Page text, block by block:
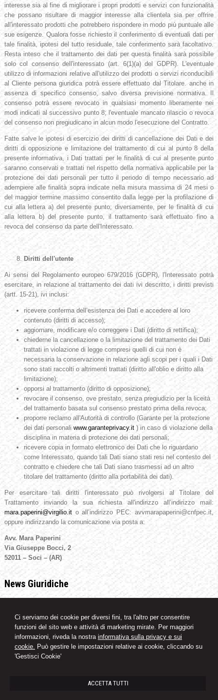
Ci serviamo dei cookie per diversi fini, tra l'altro per consentire
funzioni del sito web e attività di marketing mirate. Per maggiori
informazioni, riveda la nostra informativa sulla privacy e sui
cookie. Può gestire le impostazioni relative ai cookie, cliccando su
'Gestisci Cookie'
ACCETTA TUTTI
interesse sia al fine di migliorare i propri prodotti e servizi con funzionalità
che possano risultare di maggior interesse alla clientela sia per offrire
all'interessato prodotti che potrebbero rispondere in modo più puntuale alle
sue esigenze. Qualora fosse richiesto il conferimento di eventuali dati per
tale finalità, ipotesi del tutto residuale, tale conferimento sarà facoltativo.
Resta inteso che il trattamento dei dati per questa finalità sarà possibile
solo col consenso dell'interessato (art. 6(1)(a) del GDPR). L'eventuale
utilizzo di informazioni relative all'utilizzo dei prodotti o servizi riconducibili
al Cliente persona giuridica potrà essere effettuato dal Titolare. anche in
assenza di specifico consenso, salvo diversa previsione normativa. Il
consenso potrà essere revocato in qualsiasi momento liberamente nei
modi indicati al successivo punto 8; l'eventuale mancato rilascio o revoca
del consenso non pregiudicano in alcun modo l'esecuzione del Contratto.
Fatte salve le ipotesi di esercizio dei diritti di cancellazione dei Dati e dei
diritti di opposizione e limitazione del trattamento di cui al punto 8 della
presente informativa, i Dati trattati per le finalità di cui al presente punto
saranno conservati e trattati nel rispetto della normativa applicabile per la
protezione dei dati personali per tutto il periodo di tempo necessario ad
adempiere alle finalità sopra indicate nella misura massima di 24 mesi o
del maggior termine massimo consentito dalla legge per la profilazione di
cui alla lettera a) del presente punto; diversamente, per le finalità di cui
alla lettera b) del presente punto, il trattamento sarà effettuato fino a
revoca del consenso da parte dell'Interessato.
Diritti dell'utente
Ai sensi del Regolamento europeo 679/2016 (GDPR), l'Interessato potrà
esercitare, in relazione al trattamento dei dati ivi descritto, i diritti previsti
(artt. 15-21), ivi inclusi:
ricevere conferma dell’esistenza dei Dati e accedere al loro
contenuto (diritti di accesso);
aggiornare, modificare e/o correggere i Dati (diritto di rettifica);
chiederne la cancellazione o la limitazione del trattamento dei Dati
trattati in violazione di legge compresi quelli di cui non è
necessaria la conservazione in relazione agli scopi per i quali i Dati
sono stati raccolti o altrimenti trattati (diritto all'oblio e diritto alla
limitazione);
opporsi al trattamento (diritto di opposizione);
revocare il consenso, ove prestato, senza pregiudizio per la liceità
del trattamento basata sul consenso prestato prima della revoca;
proporre reclamo all'Autorità di controllo (Garante per la protezione
dei dati personali www.garanteprivacy.it) in caso di violazione della
disciplina in materia di protezione dei dati personali;
ricevere copia in formato elettronico dei Dati che lo riguardano
come Interessato, quando tali Dati siano stati resi nel contesto del
contratto e chiedere che tali Dati siano trasmessi ad un altro
titolare del trattamento (diritto alla portabilità dei dati).
Per esercitare tali diritti l'interessato può rivolgersi al Titolare del
Trattamento inviando la sua richiesta all'indirizzo all’indirizzo mail:
mara.paperini@virgilio.ito all’indirizzo PEC: avvmarapaperini@cnfpec.it,
oppure indirizzando la comunicazione via posta a:
Avv. Mara Paperini
Via Giuseppe Bocci, 2
52011 – Soci – (AR)
News Giuridiche
Italy
07/08/2026
AI Act: ok definitivo ai decreti su governance e attività di polizia. Il Cdm
vara la riforma del sistema 231